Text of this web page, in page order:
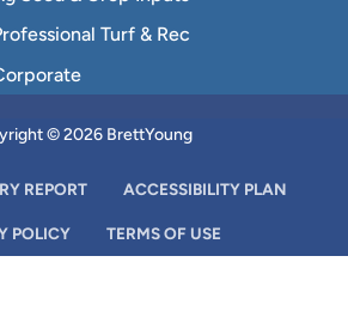
Turf & Rec
© 2026 BrettYoung
REPORT ACCESSIBILITY PLAN
POLICY TERMS OF USE